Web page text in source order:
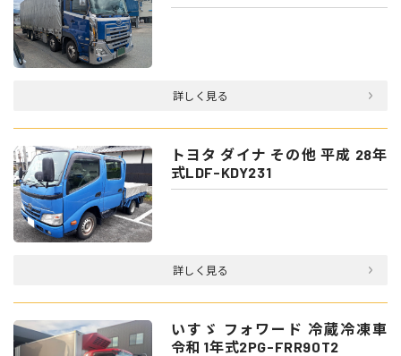
詳しく見る
トヨタ ダイナ その他 平成 28年
式LDF-KDY231
詳しく見る
いすゞ フォワード 冷蔵冷凍車
令和 1年式2PG-FRR90T2